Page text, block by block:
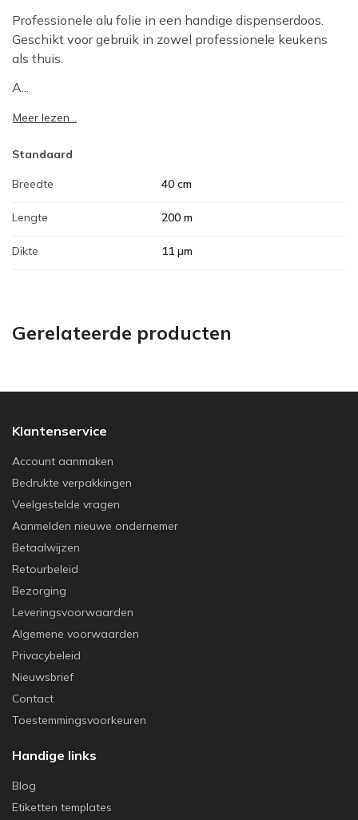
Professionele alu folie in een handige dispenserdoos.
Geschikt voor gebruik in zowel professionele keukens
als thuis.
A...
Meer lezen...
Standaard
Breedte 40 cm
Lengte 200 m
Dikte 11 µm
Gerelateerde producten
Klantenservice
Account aanmaken
Bedrukte verpakkingen
Veelgestelde vragen
Aanmelden nieuwe ondernemer
Betaalwijzen
Retourbeleid
Bezorging
Leveringsvoorwaarden
Algemene voorwaarden
Privacybeleid
Nieuwsbrief
Contact
Toestemmingsvoorkeuren
Handige links
Blog
Etiketten templates